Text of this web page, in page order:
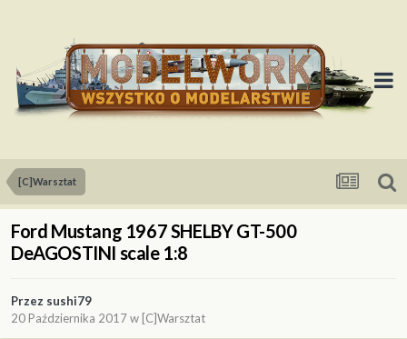
[C]Warsztat
Ford Mustang 1967 SHELBY GT-500
DeAGOSTINI scale 1:8
Przez sushi79
20 Października 2017w [C]Warsztat